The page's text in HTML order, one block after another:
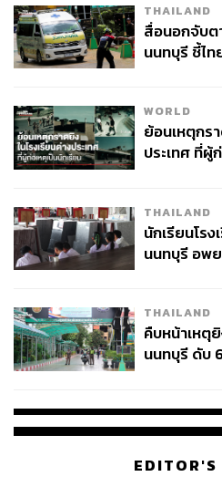
THAILAND
สื่อนอกจับต
นนทบุรี ชี้ไ
WORLD
ย้อนเหตุกร
ประเทศ ที่ผู้
THAILAND
นักเรียนโร
นนทบุรี อพ
THAILAND
คืบหน้าเหตุ
นนทบุรี ดับ
EDITOR'S